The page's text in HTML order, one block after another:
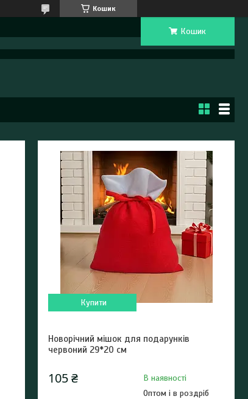
Кошик
Кошик
Купити
Новорічний мішок для подарунків
червоний 29*20 см
105 ₴
В наявності
Оптом і в роздріб